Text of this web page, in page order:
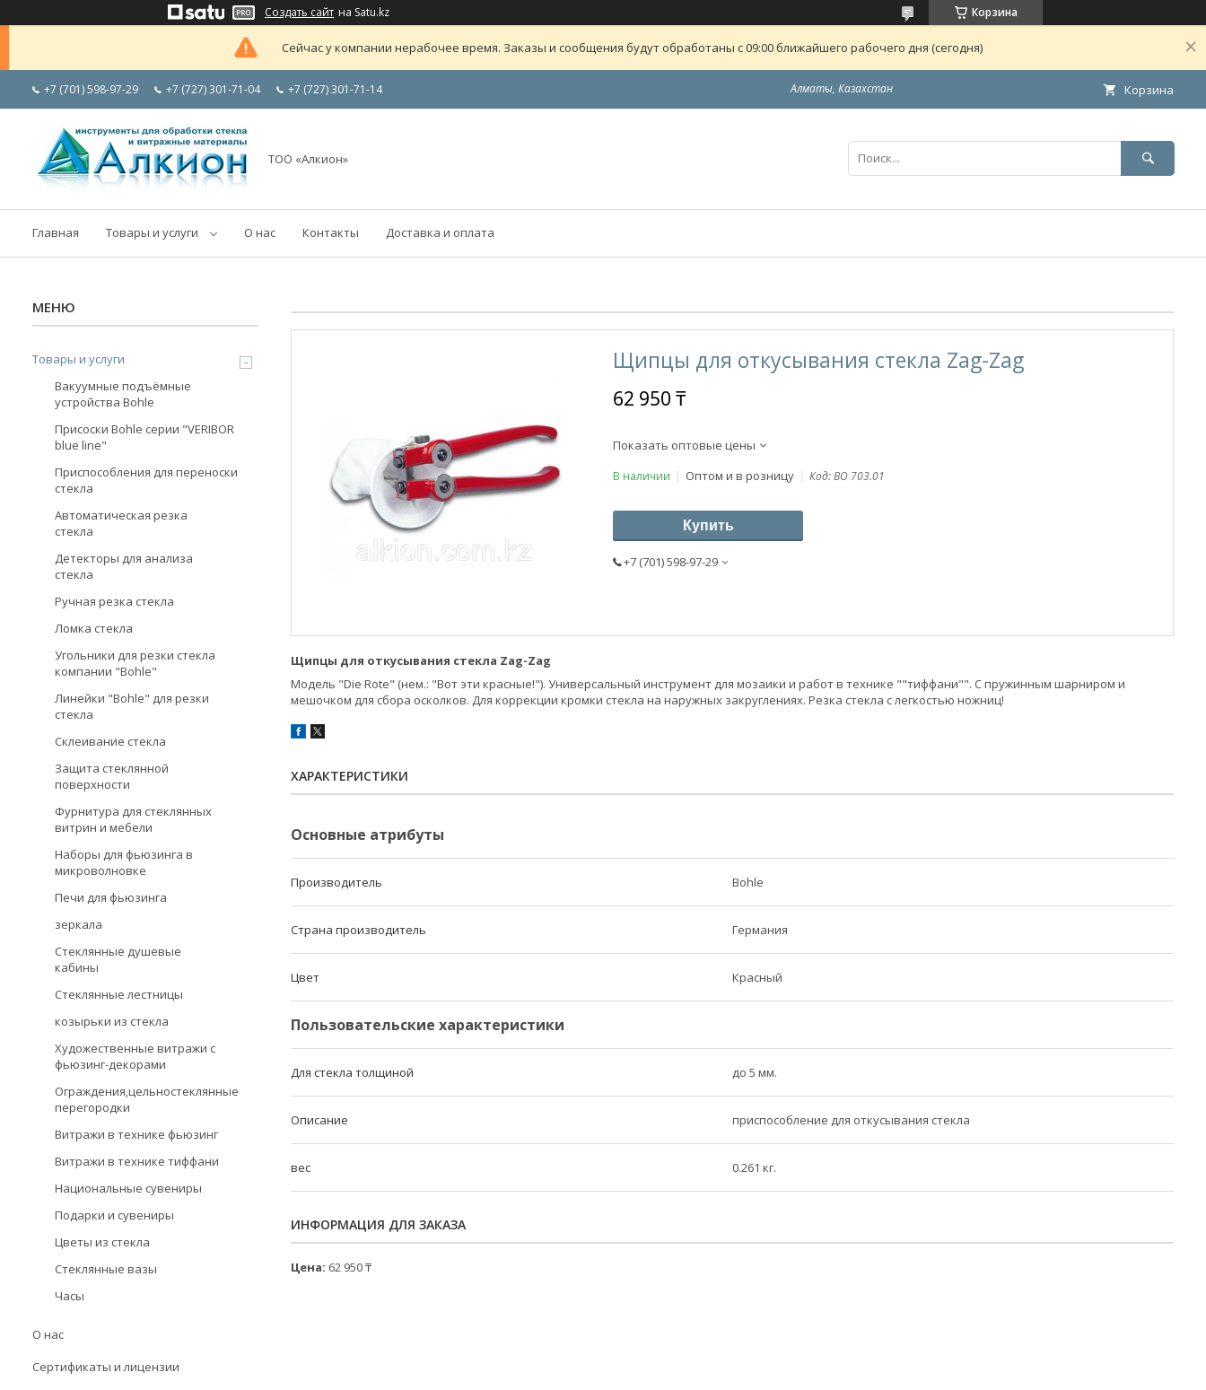
Создать сайт на Satu.kz Корзина
Сейчас у компании нерабочее время. Заказы и сообщения будут обработаны с 09:00 ближайшего рабочего дня (сегодня)
+7 (701) 598-97-29 +7 (727) 301-71-04 +7 (727) 301-71-14 Алматы, Казахстан Корзина
ТОО «Алкион»
Главная Товары и услуги О нас Контакты Доставка и оплата
Щипцы для откусывания стекла Zag-Zag
62 950 ₸
Показать оптовые цены
В наличии Оптом и в розницу Код:BO 703.01
Купить
+7 (701) 598-97-29
Щипцы для откусывания стекла Zag-Zag
Модель "Die Rote" (нем.: "Вот эти красные!"). Универсальный инструмент для мозаики и работ в технике ""тиффани"". С пружинным шарниром и
мешочком для сбора осколков. Для коррекции кромки стекла на наружных закруглениях. Резка стекла с легкостью ножниц!
ХАРАКТЕРИСТИКИ
Основные атрибуты
Производитель Bohle
Страна производитель Германия
Цвет Красный
Пользовательские характеристики
Для стекла толщиной до 5 мм.
Описание приспособление для откусывания стекла
вес 0.261 кг.
ИНФОРМАЦИЯ ДЛЯ ЗАКАЗА
Цена: 62 950 ₸
Товары и услуги
Вакуумные подъёмные
устройства Bohle
Присоски Bohle серии "VERIBOR
blue line"
Приспособления для переноски
стекла
Автоматическая резка
стекла
Детекторы для анализа
стекла
Ручная резка стекла
Ломка стекла
Угольники для резки стекла
компании "Bohle"
Линейки "Bohle" для резки
стекла
Склеивание стекла
Защита стеклянной
поверхности
Фурнитура для стеклянных
витрин и мебели
Наборы для фьюзинга в
микроволновке
Печи для фьюзинга
зеркала
Стеклянные душевые
кабины
Стеклянные лестницы
козырьки из стекла
Художественные витражи с
фьюзинг-декорами
Ограждения,цельностеклянные
перегородки
Витражи в технике фьюзинг
Витражи в технике тиффани
Национальные сувениры
Подарки и сувениры
Цветы из стекла
Стеклянные вазы
Часы
О нас
Сертификаты и лицензии